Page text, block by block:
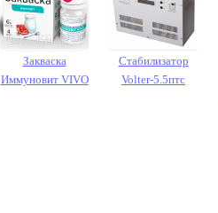
Закваска
Иммуновит VIVO
Стабилизатор
Volter-5.5птс